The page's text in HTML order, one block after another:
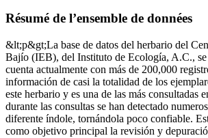
Résumé de l’ensemble de données
&lt;p&gt;La base de datos del herbario del
Bajío (IEB), del Instituto de Ecología, A.C.,
cuenta actualmente con más de 200,000
información de casi la totalidad de los
este herbario y es una de las más consultadas
durante las consultas se han detectado
diferente índole, tornándola poco confiable.
como objetivo principal la revisión y